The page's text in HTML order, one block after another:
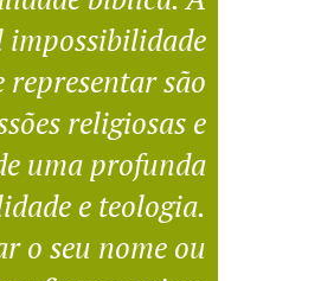
impossibilidade
representar são
religiosas e
uma profunda
e teologia.
o seu nome ou